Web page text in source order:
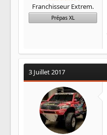
Franchisseur Extrem.
Prépas XL
3 Juillet 2017